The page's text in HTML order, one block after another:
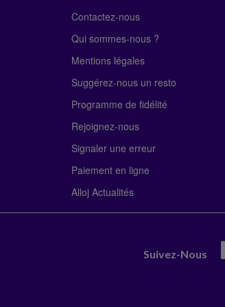
Contactez-nous
Qui sommes-nous ?
Mentions légales
Suggérez-nous un resto
Programme de fidélité
Rejoignez-nous
Signaler une erreur
Paiement en ligne
Alloj Actualités
Suivez-Nous